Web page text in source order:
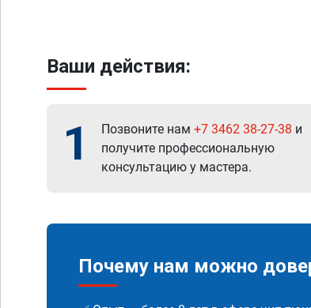
Ваши действия:
1 Позвоните нам +7 3462 38-27-38 и
получите профессиональную
консультацию у мастера.
Почему нам можно